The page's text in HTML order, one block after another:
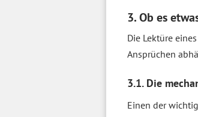
3. Ob es
Die Lektüre
Ansprüchen
3.1. Die
Einen der